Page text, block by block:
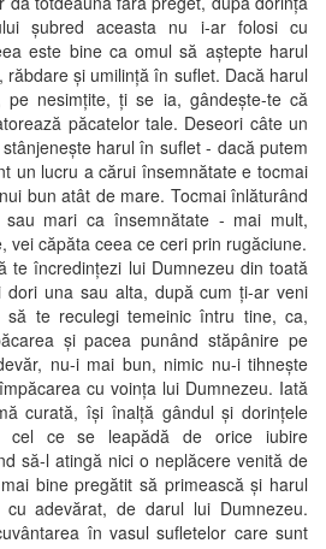
şubred aceasta nu i-ar folosi cu
este bine ca omul să aştepte harul
şi umilinţă în suflet. Dacă harul
nesimţite, ţi se ia, gândeşte-te că
păcatelor tale. Deseori câte un
harul în suflet - dacă putem
un lucru a cărui însemnătate e tocmai
bun atât de mare. Tocmai înlăturând
mari ca însemnătate - mai mult,
vei căpăta ceea ce ceri prin rugăciune.
lui Dumnezeu din toată
una sau alta, după cum ţi-ar veni
să te reculegi temeinic întru tine, ca,
şi pacea punând stăpânire pe
nu-i mai bun, nimic nu-i tihneşte
cu voinţa lui Dumnezeu. Iată
curată, îşi înalţă gândul şi dorinţele
cel ce se leapădă de orice iubire
să-l atingă nici o neplăcere venită de
bine pregătit să primească şi harul
adevărat, de darul lui Dumnezeu.
în vasul sufletelor care sunt